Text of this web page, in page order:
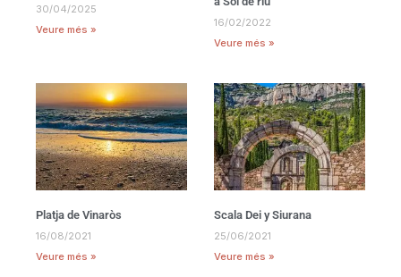
30/04/2025
Veure més »
16/02/2022
Veure més »
Platja de Vinaròs
16/08/2021
Veure més »
Scala Dei y Siurana
25/06/2021
Veure més »